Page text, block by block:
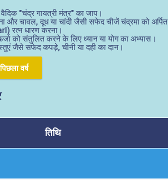
"चंद्र गायत्री मंत्र" का जाप।
और चावल, दूध या चांदी जैसी सफेद चीजें चंद्रमा को
रत्न धारण करना।
को संतुलित करने के लिए ध्यान या योग का अभ्यास।
जैसे सफेद कपड़े, चीनी या दही का दान।
पिछला वर्ष
तिथि